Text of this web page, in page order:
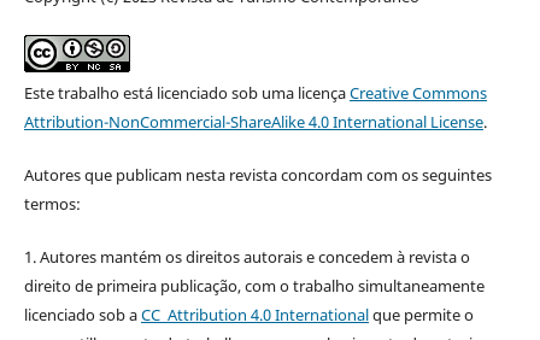
Este trabalho está licenciado sob uma licençaCreative Commons
Attribution-NonCommercial-ShareAlike 4.0 International License.
Autores que publicam nesta revista concordam com os seguintes
termos:
1. Autores mantém os direitos autorais e concedem à revista o
direito de primeira publicação, com o trabalho simultaneamente
licenciado sob aCC Attribution 4.0 Internationalque permite o